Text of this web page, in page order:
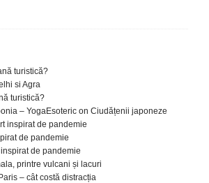
turistică?
si Agra
turistică?
– YogaEsoteric on Ciudățenii japoneze
inspirat de pandemie
de pandemie
de pandemie
printre vulcani și lacuri
– cât costă distracția